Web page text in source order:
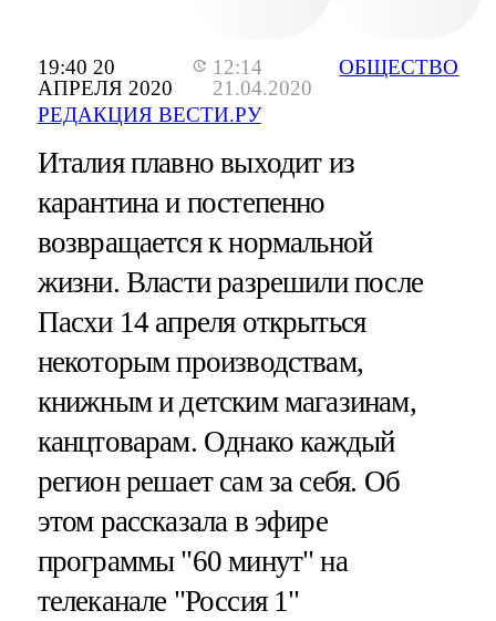
19:40 20
АПРЕЛЯ 2020
12:14
21.04.2020
РЕДАКЦИЯ ВЕСТИ.РУ
ОБЩЕСТВО
Италия плавно выходит из
карантина и постепенно
возвращается к нормальной
жизни. Власти разрешили после
Пасхи 14 апреля открыться
некоторым производствам,
книжным и детским магазинам,
канцтоварам. Однако каждый
регион решает сам за себя. Об
этом рассказала в эфире
программы "60 минут" на
телеканале "Россия 1"